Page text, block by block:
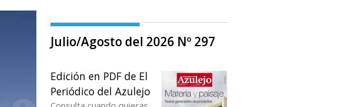
Julio/Agosto del 2026 Nº 297
Edición en PDF de El
Periódico del Azulejo